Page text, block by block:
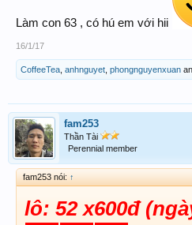
Làm con 63 , có hú em với hii
16/1/17
CoffeeTea anhnguyet phongnguyenxuan
fam253
Thần Tài
Perennial member
fam253 nói: ↑
lô: 52 x600đ